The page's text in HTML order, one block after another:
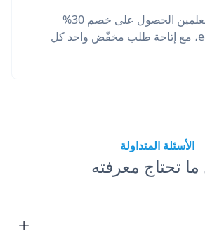
يمكن للطلاب والمعلمين الحصول على خصم 30%
باستخدام بريد .edu، مع إتاحة طلب مخفّض واحد كل
الأسئلة المتداولة
تحتاج معرفته